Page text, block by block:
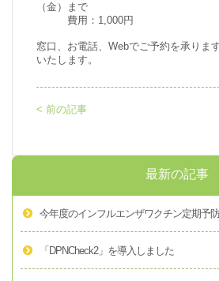
（金）まで
費用：1,000円
窓口、お電話、Webでご予約を承りま
いたします。
< 前の記事
最新の記事
今年度のインフルエンザワクチン定期予
「DPNCheck2」を導入しました